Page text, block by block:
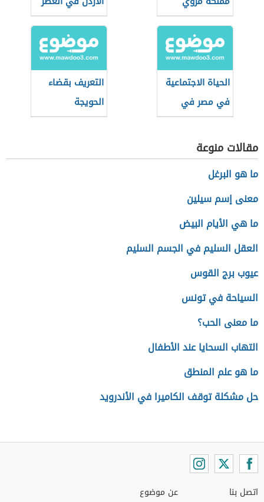
المملوكي
الحياة الاجتماعية
في مصر في
العصر العثماني
التعريف بقضاء
الحويجة
مقالات منوعة
ما هو البرغل
معنى إسم سيلين
ما هي الأيام البيض
العقل السليم في الجسم السليم
عيوب برج القوس
السياحة في تونس
ما معنى الحب؟
التهاب السحايا عند الأطفال
ما هو علم المنطق
حل مشكلة توقف الكاميرا في الأندرويد
اتصل بنا عن موضوع